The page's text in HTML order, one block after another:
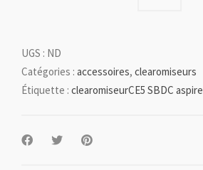
UGS : ND
Catégories : accessoires, clearomiseurs
Étiquette : clearomiseurCE5 SBDC aspire